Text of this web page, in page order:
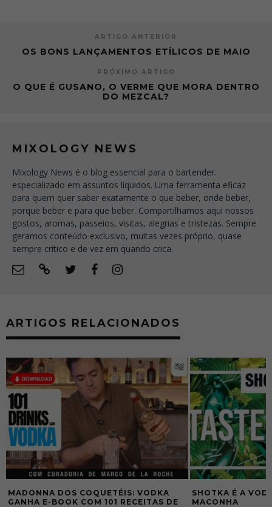
ARTIGO ANTERIOR
OS BONS LANÇAMENTOS ETÍLICOS DE MAIO
PRÓXIMO ARTIGO
O QUE É GUSANO, O VERME QUE MORA DENTRO
DO MEZCAL?
MIXOLOGY NEWS
Mixology News é o blog essencial para o bartender.
especializado em assuntos líquidos. Uma ferramenta eficaz
para quem quer saber exatamente o que beber, onde beber,
porque beber e para que beber. Compartilhamos aqui nossos
gostos, aromas, passeios, visitas, alegrias e tristezas. Sempre
geramos conteúdo exclusivo, muitas vezes próprio, quase
sempre crítico e de vez em quando crica.
ARTIGOS RELACIONADOS
SHOTKA É A VODKA FLAVORIZADA DE
MACONHA
BLOODY MARY
MIXOLOGY NEWS